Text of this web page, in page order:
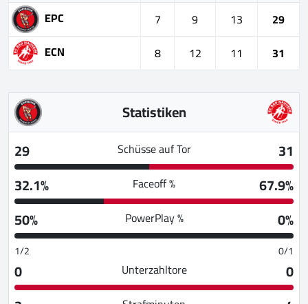
EPC
7 9 13
29
ECN
8 12 11 31
Statistiken
29
Schüsse auf Tor
31
32.1%
Faceoff %
67.9%
50%
PowerPlay % 0%
1/2 0/1
0 Unterzahltore
0